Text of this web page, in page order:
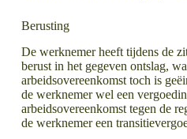
Berusting
De werknemer heeft tijdens de
berust in het gegeven ontslag,
arbeidsovereenkomst toch is
de werknemer wel een
arbeidsovereenkomst tegen de
de werknemer een